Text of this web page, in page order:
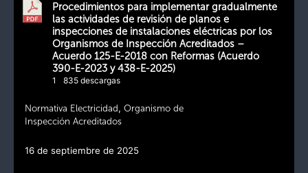
Procedimientos para implementar gradualmente
las actividades de revisión de planos e
inspecciones de instalaciones eléctricas por los
Organismos de Inspección Acreditados –
Acuerdo 125-E-2018 con Reformas (Acuerdo
390-E-2023 y 438-E-2025)
1 835 descargas
Normativa Electricidad, Organismo de
Inspección Acreditados
16 de septiembre de 2025